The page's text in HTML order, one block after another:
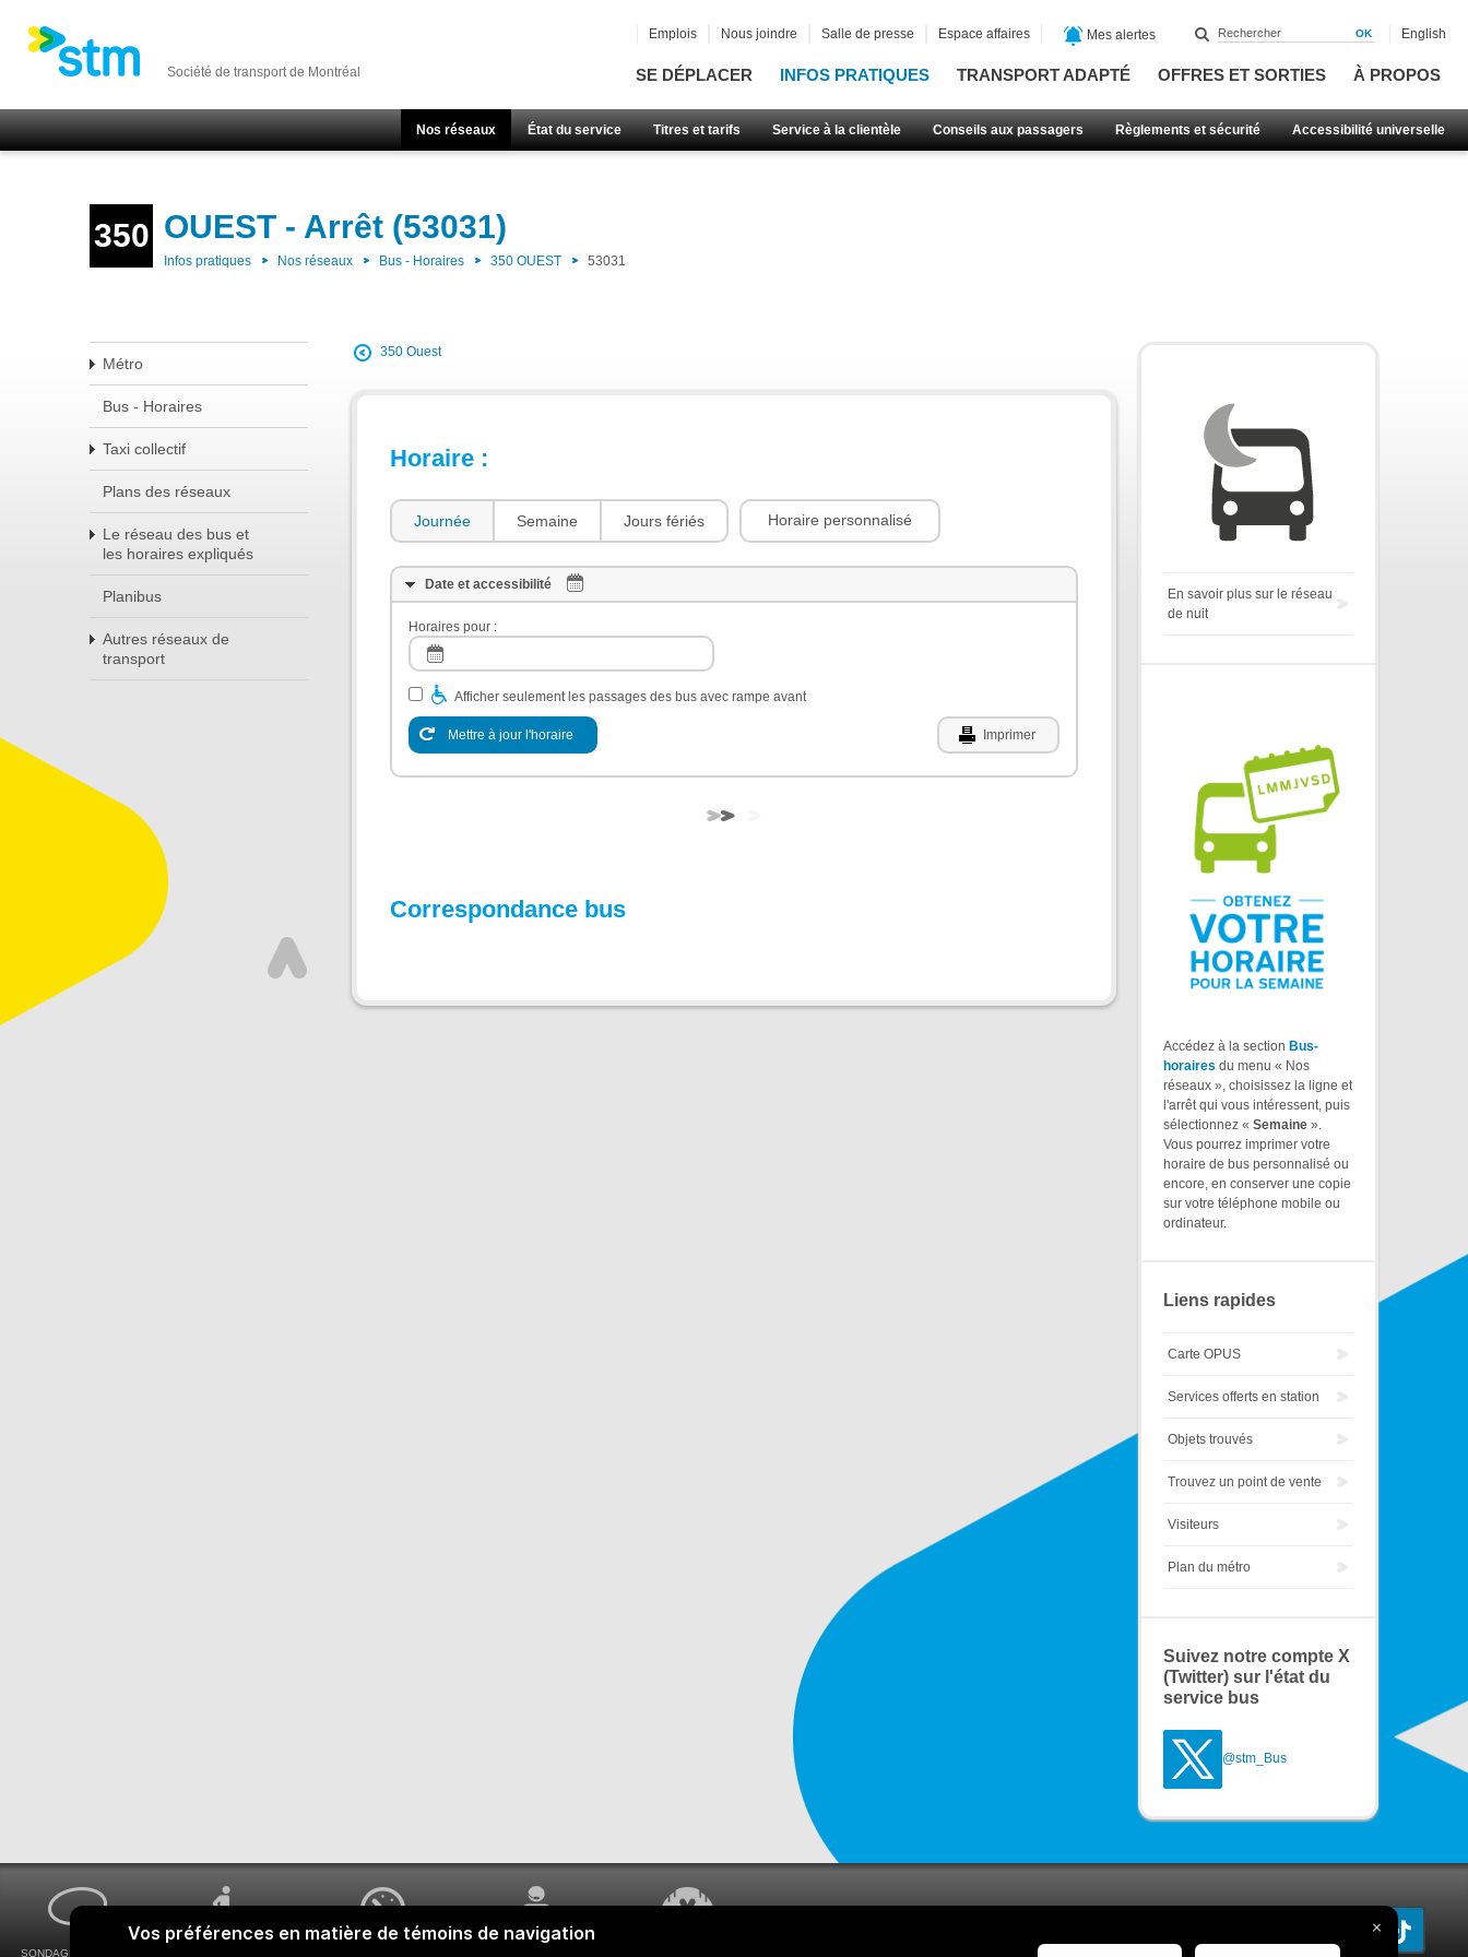
Société de transport de Montréal SE DÉPLACER INFOS PRATIQUES TRANSPORT ADAPTÉ OFFRES ET SORTIES À PROPOS
Nos réseaux État du service Titres et tarifs Service à la clientèle Conseils aux passagers Règlements et sécurité Accessibilité universelle
Emplois Nous joindre Salle de presse Espace affaires Mes alertes English
350 OUEST - Arrêt (53031)
Infos pratiques Nos réseaux Bus - Horaires 350 OUEST 53031
Métro
Bus - Horaires
Taxi collectif
Plans des réseaux
Le réseau des bus et
les horaires expliqués
Planibus
Autres réseaux de
transport
350 Ouest
Horaire :
Journée Semaine Jours fériés Horaire personnalisé
Date et accessibilité
Horaires pour :
Afficher seulement les passages des bus avec rampe avant
Mettre à jour l'horaire Imprimer
Correspondance bus
En savoir plus sur le réseau
de nuit
Accédez à la section Bus-
horaires du menu « Nos
réseaux », choisissez la ligne et
l'arrêt qui vous intéressent, puis
sélectionnez « Semaine ».
Vous pourrez imprimer votre
horaire de bus personnalisé ou
encore, en conserver une copie
sur votre téléphone mobile ou
ordinateur.
Liens rapides
Carte OPUS
Services offerts en station
Objets trouvés
Trouvez un point de vente
Visiteurs
Plan du métro
Suivez notre compte X
(Twitter) sur l'état du
service bus
@stm_Bus
SONDAGES MA VOIX